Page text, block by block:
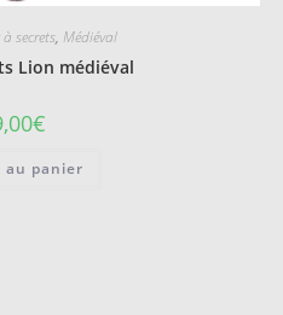
secrets, Médiéval
Lion médiéval
€
au panier